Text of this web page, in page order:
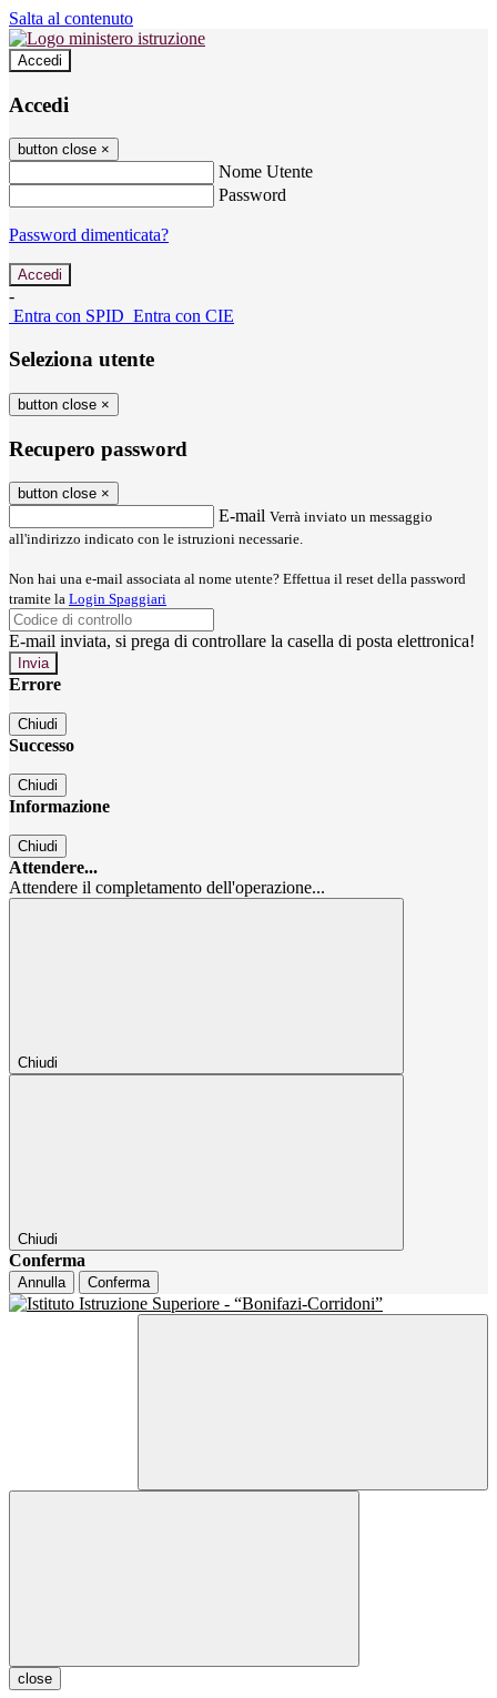
Salta al contenuto
Accedi
Accedi
button close ×
Nome Utente
Password
Password dimenticata?
-
Entra con SPID Entra con CIE
Seleziona utente
button close ×
Recupero password
button close ×
E-mail Verrà inviato un messaggio
all'indirizzo indicato con le istruzioni necessarie.
Non hai una e-mail associata al nome utente? Effettua il reset della password
tramite la Login Spaggiari
E-mail inviata, si prega di controllare la casella di posta elettronica!
Errore
Chiudi
Successo
Chiudi
Informazione
Chiudi
Attendere...
Attendere il completamento dell'operazione...
Chiudi
Chiudi
Conferma
Annulla Conferma
close